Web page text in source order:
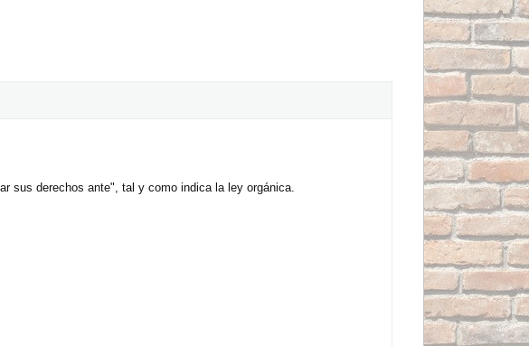
sus derechos ante", tal y como indica la ley orgánica.